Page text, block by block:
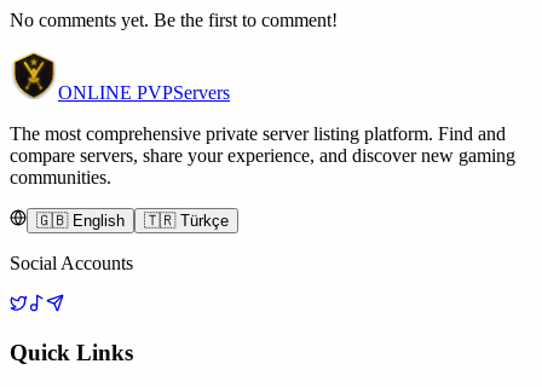
No comments yet. Be the first to comment!
ONLINE PVPServers
The most comprehensive private server listing platform. Find and
compare servers, share your experience, and discover new gaming
communities.
🇬🇧 English 🇹🇷 Türkçe
Social Accounts
Quick Links